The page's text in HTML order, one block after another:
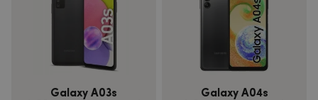
Galaxy A03s
Galaxy A04s